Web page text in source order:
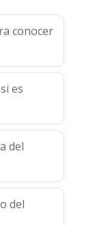
conocer
es
del
del